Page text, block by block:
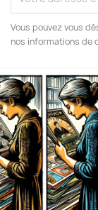
Vous pouvez vous
nos informations de